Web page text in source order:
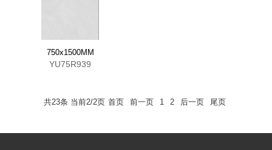
750x1500MM
YU75R939
共23条 当前2/2页 首页 前一页 1 2 后一页 尾页